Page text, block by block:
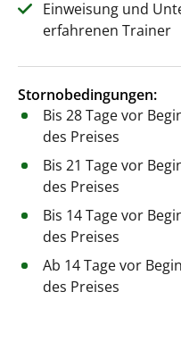
Einweisung und
erfahrenen Trainer
Stornobedingungen:
Bis 28 Tage vor
des Preises
Bis 21 Tage vor
des Preises
Bis 14 Tage vor
des Preises
Ab 14 Tage vor
des Preises